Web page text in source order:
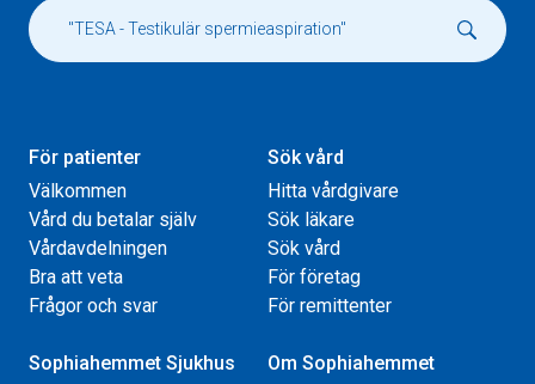
För patienter
Välkommen
Vård du betalar själv
Vårdavdelningen
Bra att veta
Frågor och svar
Sök vård
Hitta vårdgivare
Sök läkare
Sök vård
För företag
För remittenter
Sophiahemmet Sjukhus
Om Sophiahemmet